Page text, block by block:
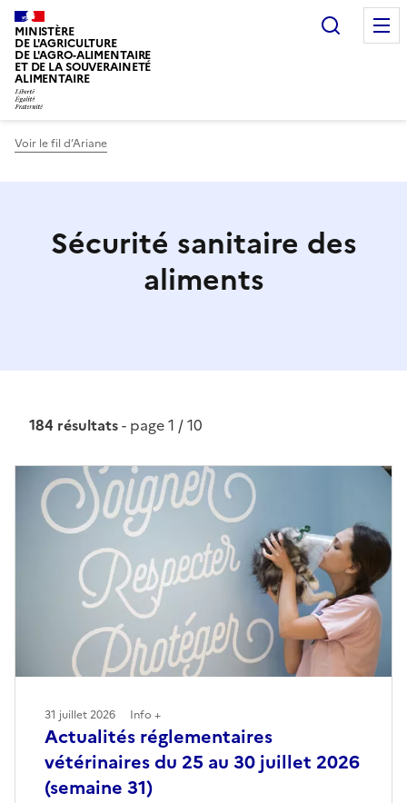
MINISTÈRE
DE L'AGRICULTURE
DE L'AGRO-ALIMENTAIRE
ET DE LA SOUVERAINETÉ
ALIMENTAIRE
Voir le fil d’Ariane
Sécurité sanitaire des
aliments
184 résultats- page 1 / 10
Actualités réglementaires
vétérinaires du 25 au 30 juillet 2026
(semaine 31)
31 juillet 2026 Info +